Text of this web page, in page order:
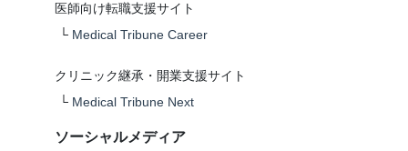
医師向け転職支援サイト
└ Medical Tribune Career
クリニック継承・開業支援サイト
└ Medical Tribune Next
ソーシャルメディア